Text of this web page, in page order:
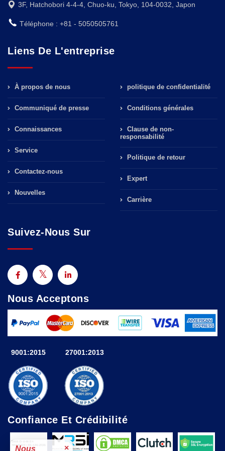
3F, Hatchobori 4-4-4, Chuo-ku, Tokyo, 104-0032, Japon
Téléphone : +81 - 5050505761
Liens De L'entreprise
À propos de nous
Communiqué de presse
Connaissances
Service
Contactez-nous
Nouvelles
politique de confidentialité
Conditions générales
Clause de non-
responsabilité
Politique de retour
Expert
Carrière
Suivez-Nous Sur
Nous Acceptons
9001:2015 27001:2013
Confiance Et Crédibilité
Nous ×